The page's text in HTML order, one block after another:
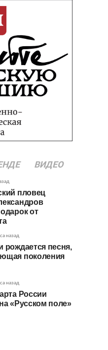
ВИДЕО
пловец
от
назад
рождается песня,
поколения
назад
России
«Русском поле»